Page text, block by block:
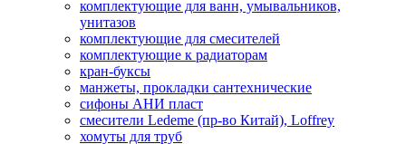
комплектующие для ванн, умывальников,
унитазов
комплектующие для смесителей
комплектующие к радиаторам
кран-буксы
манжеты, прокладки сантехнические
сифоны АНИ пласт
смесители Ledeme (пр-во Китай), Loffrey
хомуты для труб